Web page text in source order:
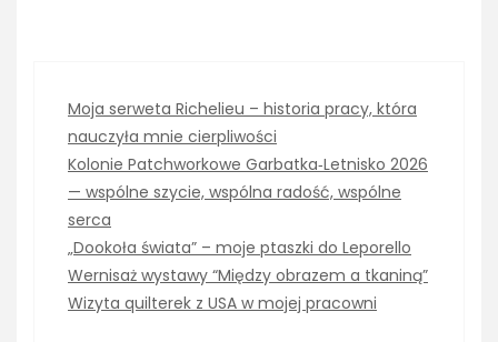
Moja serweta Richelieu – historia pracy, która
nauczyła mnie cierpliwości
Kolonie Patchworkowe Garbatka‑Letnisko 2026
— wspólne szycie, wspólna radość, wspólne
serca
„Dookoła świata” – moje ptaszki do Leporello
Wernisaż wystawy “Między obrazem a tkaniną”
Wizyta quilterek z USA w mojej pracowni